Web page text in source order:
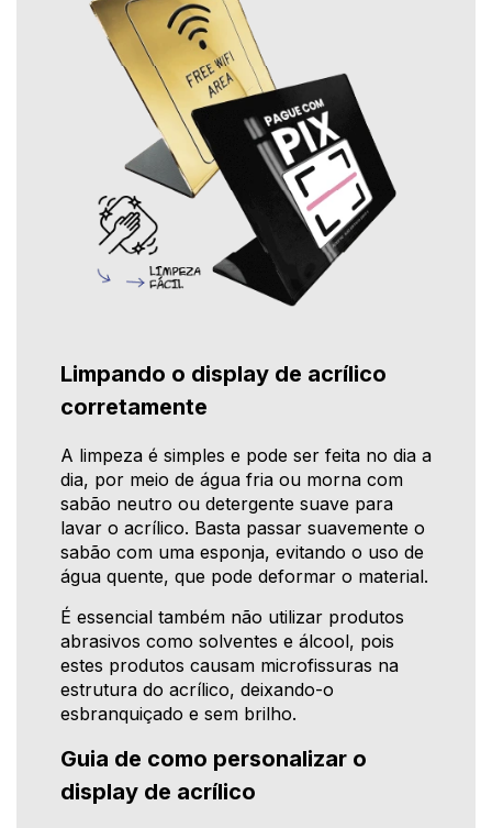
Limpando o display de acrílico
corretamente
A limpeza é simples e pode ser feita no dia a
dia, por meio de água fria ou morna com
sabão neutro ou detergente suave para
lavar o acrílico. Basta passar suavemente o
sabão com uma esponja, evitando o uso de
água quente, que pode deformar o material.
É essencial também não utilizar produtos
abrasivos como solventes e álcool, pois
estes produtos causam microfissuras na
estrutura do acrílico, deixando-o
esbranquiçado e sem brilho.
Guia de como personalizar o
display de acrílico